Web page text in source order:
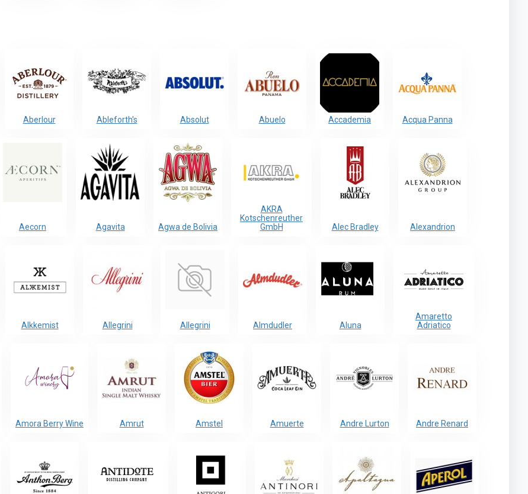
Aberlour Ableforth's Absolut Abuelo Accademia Acqua Panna
Aecorn Agavita Agwa de Bolivia
AKRA
Kotschenreuther
GmbH
Alec Bradley Alexandrion
Alkkemist Allegrini Allegrini Almdudler Aluna
Amaretto
Adriatico
Amora Berry Wine Amrut Amstel Amuerte Andre Lurton Andre Renard